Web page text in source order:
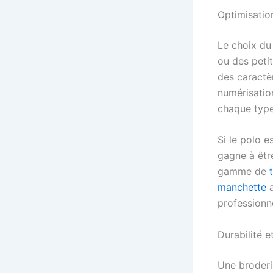
Le choix
ou des
des
chaque
Si le polo
gagne à
gamme de
manchette
Durabilité
Une